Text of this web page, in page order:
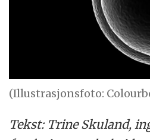
(Illustrasjonsfoto:
Tekst: Trine Skuland,